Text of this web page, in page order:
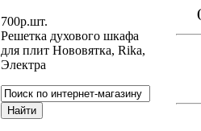
700р.шт.
Решетка духового шкафа
для плит Нововятка, Rika,
Электра